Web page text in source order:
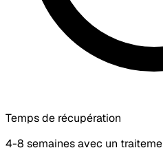
Temps de récupération
4-8 semaines avec un